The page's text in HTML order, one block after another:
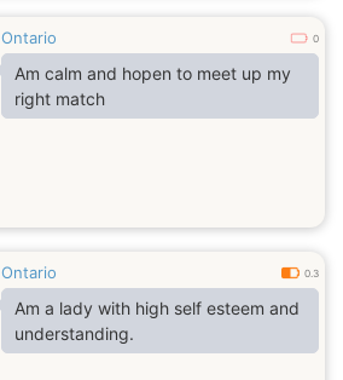
Ontario 0
Am calm and hopen to meet up my
right match
Ontario 0.3
Am a lady with high self esteem and
understanding.